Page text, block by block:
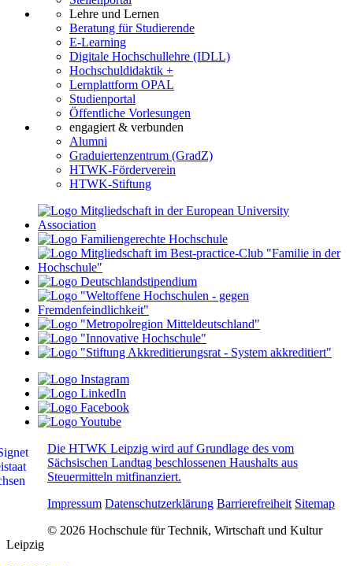
Lehre und Lernen
Beratung für Studierende
E-Learning
Digitale Hochschullehre (IDLL)
Hochschuldidaktik +
Lernplattform OPAL
Studienportal
Öffentliche Vorlesungen
engagiert & verbunden
Alumni
Graduiertenzentrum (GradZ)
HTWK-Förderverein
HTWK-Stiftung
Die HTWK Leipzig wird auf Grundlage des vom
Sächsischen Landtag beschlossenen Haushalts aus
Steuermitteln mitfinanziert.
Impressum Datenschutzerklärung Barrierefreiheit Sitemap
© 2026 Hochschule für Technik, Wirtschaft und Kultur
Leipzig